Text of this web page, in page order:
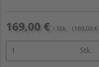
169,00 € / Stk. (169,00
Stk.